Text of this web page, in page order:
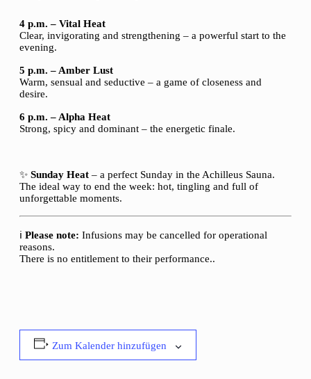
4 p.m. – Vital Heat
Clear, invigorating and strengthening – a powerful start to the
evening.
5 p.m. – Amber Lust
Warm, sensual and seductive – a game of closeness and
desire.
6 p.m. – Alpha Heat
Strong, spicy and dominant – the energetic finale.
✨ Sunday Heat – a perfect Sunday in the Achilleus Sauna.
The ideal way to end the week: hot, tingling and full of
unforgettable moments.
ℹ️ Please note: Infusions may be cancelled for operational
reasons.
There is no entitlement to their performance..
Zum Kalender hinzufügen